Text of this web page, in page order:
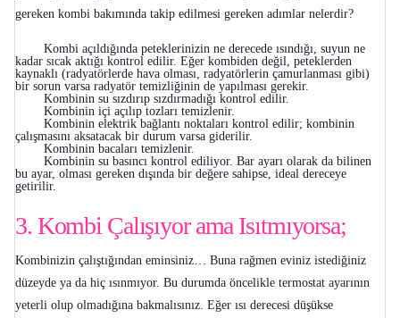
gereken kombi bakımında takip edilmesi gereken adımlar nelerdir?
Kombi açıldığında peteklerinizin ne derecede ısındığı, suyun ne
kadar sıcak aktığı kontrol edilir. Eğer kombiden değil, peteklerden
kaynaklı (radyatörlerde hava olması, radyatörlerin çamurlanması gibi)
bir sorun varsa radyatör temizliğinin de yapılması gerekir.
Kombinin su sızdırıp sızdırmadığı kontrol edilir.
Kombinin içi açılıp tozları temizlenir.
Kombinin elektrik bağlantı noktaları kontrol edilir; kombinin
çalışmasını aksatacak bir durum varsa giderilir.
Kombinin bacaları temizlenir.
Kombinin su basıncı kontrol ediliyor. Bar ayarı olarak da bilinen
bu ayar, olması gereken dışında bir değere sahipse, ideal dereceye
getirilir.
3. Kombi Çalışıyor ama Isıtmıyorsa;
Kombinizin çalıştığından eminsiniz… Buna rağmen eviniz istediğiniz
düzeyde ya da hiç ısınmıyor. Bu durumda öncelikle termostat ayarının
yeterli olup olmadığına bakmalısınız. Eğer ısı derecesi düşükse